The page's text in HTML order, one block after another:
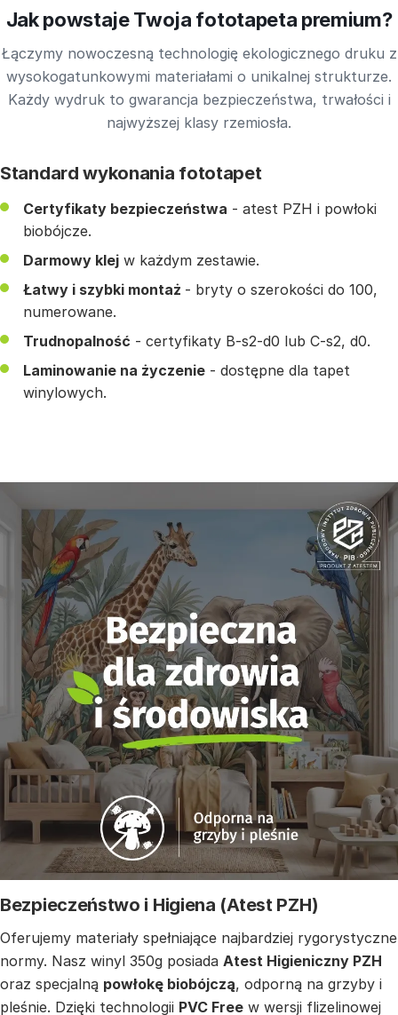
Jak powstaje Twoja fototapeta premium?
Łączymy nowoczesną technologię ekologicznego druku z
wysokogatunkowymi materiałami o unikalnej strukturze.
Każdy wydruk to gwarancja bezpieczeństwa, trwałości i
najwyższej klasy rzemiosła.
Standard wykonania fototapet
Certyfikaty bezpieczeństwa - atest PZH i powłoki
biobójcze.
Darmowy klej w każdym zestawie.
Łatwy i szybki montaż - bryty o szerokości do 100,
numerowane.
Trudnopalność - certyfikaty B-s2-d0 lub C-s2, d0.
Laminowanie na życzenie - dostępne dla tapet
winylowych.
Bezpieczeństwo i Higiena (Atest PZH)
Oferujemy materiały spełniające najbardziej rygorystyczne
normy. Nasz winyl 350g posiada Atest Higieniczny PZH
oraz specjalną powłokę biobójczą, odporną na grzyby i
pleśnie. Dzięki technologii PVC Free w wersji flizelinowej